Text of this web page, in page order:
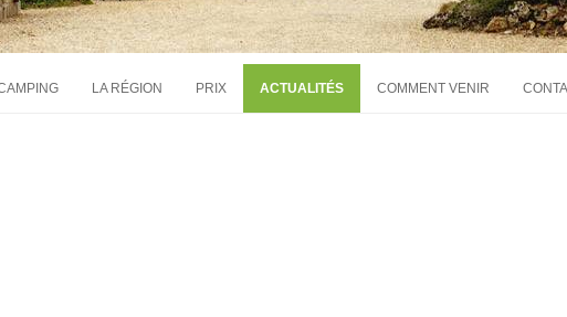
LA RÉGION PRIX ACTUALITÉS COMMENT VENIR